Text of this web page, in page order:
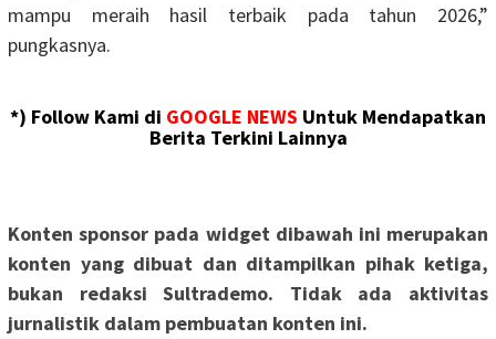
mampu meraih hasil terbaik pada tahun 2026,”
pungkasnya.
*) Follow Kami di GOOGLE NEWS Untuk Mendapatkan
Berita Terkini Lainnya
Konten sponsor pada widget dibawah ini merupakan
konten yang dibuat dan ditampilkan pihak ketiga,
bukan redaksi Sultrademo. Tidak ada aktivitas
jurnalistik dalam pembuatan konten ini.